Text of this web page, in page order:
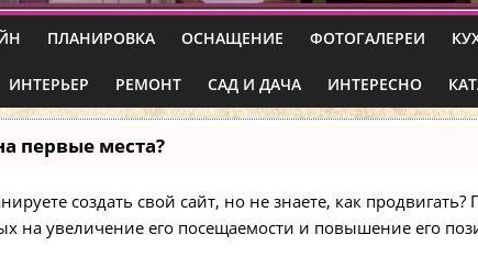
ПЛАНИРОВКА ОСНАЩЕНИЕ ФОТОГАЛЕРЕИ
ИНТЕРЬЕР РЕМОНТ САД И ДАЧА ИНТЕРЕСНО
первые места?
создать свой сайт, но не знаете, как
на увеличение его посещаемости и повышение его